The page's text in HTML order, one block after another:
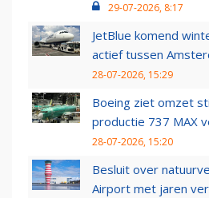
29-07-2026, 8:17
JetBlue komend
actief tussen
28-07-2026, 15:29
Boeing ziet omzet
productie 737 MAX
28-07-2026, 15:20
Besluit over
Airport met jaren